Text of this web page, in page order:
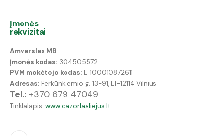
Įmonės
rekvizitai
Amverslas MB
Įmonės kodas: 304505572
PVM mokėtojo kodas: LT100010872611
Adresas: Perkūnkiemio g. 13-91, LT-12114 Vilnius
Tel.: +370 679 47049
Tinklalapis: www.cazorlaaliejus.lt